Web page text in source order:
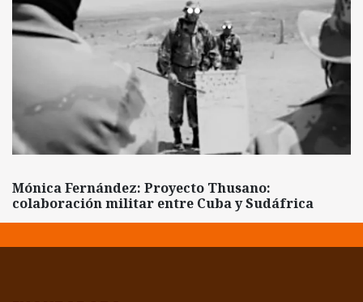
Mónica Fernández: Proyecto Thusano:
colaboración militar entre Cuba y Sudáfrica